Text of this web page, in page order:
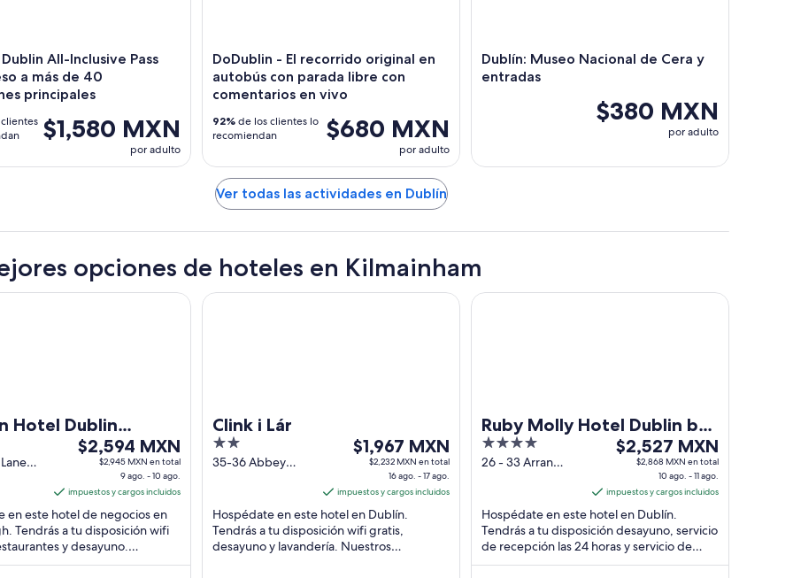
All-Inclusive Pass
a más de 40
principales
$1,580 MXN
por adulto
DoDublin - El recorrido original en
autobús con parada libre con
comentarios en vivo
$680 MXN
por adulto
92% de los clientes lo
recomiendan
Dublín: Museo Nacional de Cera y
entradas
$380 MXN
por adulto
Ver todas las actividades en Dublín
opciones de hoteles en Kilmainham
Hotel Dublin
El
precio
de
$2,594 MXN
por
noche
$2,594 MXN
$2,945 MXN en total
9 ago. - 10 ago.
impuestos y cargos incluidos
en este hotel de negocios en
Tendrás a tu disposición wifi
y desayuno.
destacan el desayuno
Dublin Airport
Clink i Lár
2
out
35-36 Abbey
El
precio
de
$1,967 MXN
por
noche
$1,967 MXN
$2,232 MXN en total
16 ago. - 17 ago.
impuestos y cargos incluidos
Hospédate en este hotel en Dublín.
Tendrás a tu disposición wifi gratis,
desayuno y lavandería. Nuestros
Clink i Lár
Ruby Molly Hotel Dublin by
IHG
4
out
26 - 33 Arran
El
precio
de
$2,527 MXN
por
noche
$2,527 MXN
$2,868 MXN en total
10 ago. - 11 ago.
impuestos y cargos incluidos
Hospédate en este hotel en Dublín.
Tendrás a tu disposición desayuno, servicio
de recepción las 24 horas y servicio de
limpieza diario. Nuestros huéspedes
Ruby Molly Hotel Dublin by IHG